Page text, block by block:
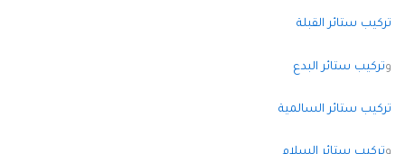
ستائر القبلة
تركيب ستائر البدع
ستائر السالمية